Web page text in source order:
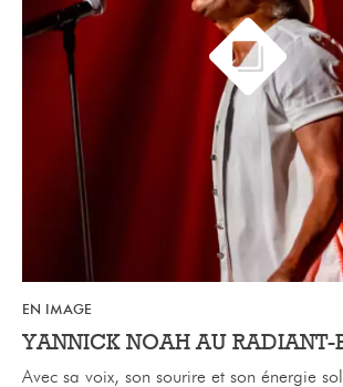
EN IMAGE
YANNICK NOAH AU RADIANT-
Avec sa voix, son sourire et son énergie